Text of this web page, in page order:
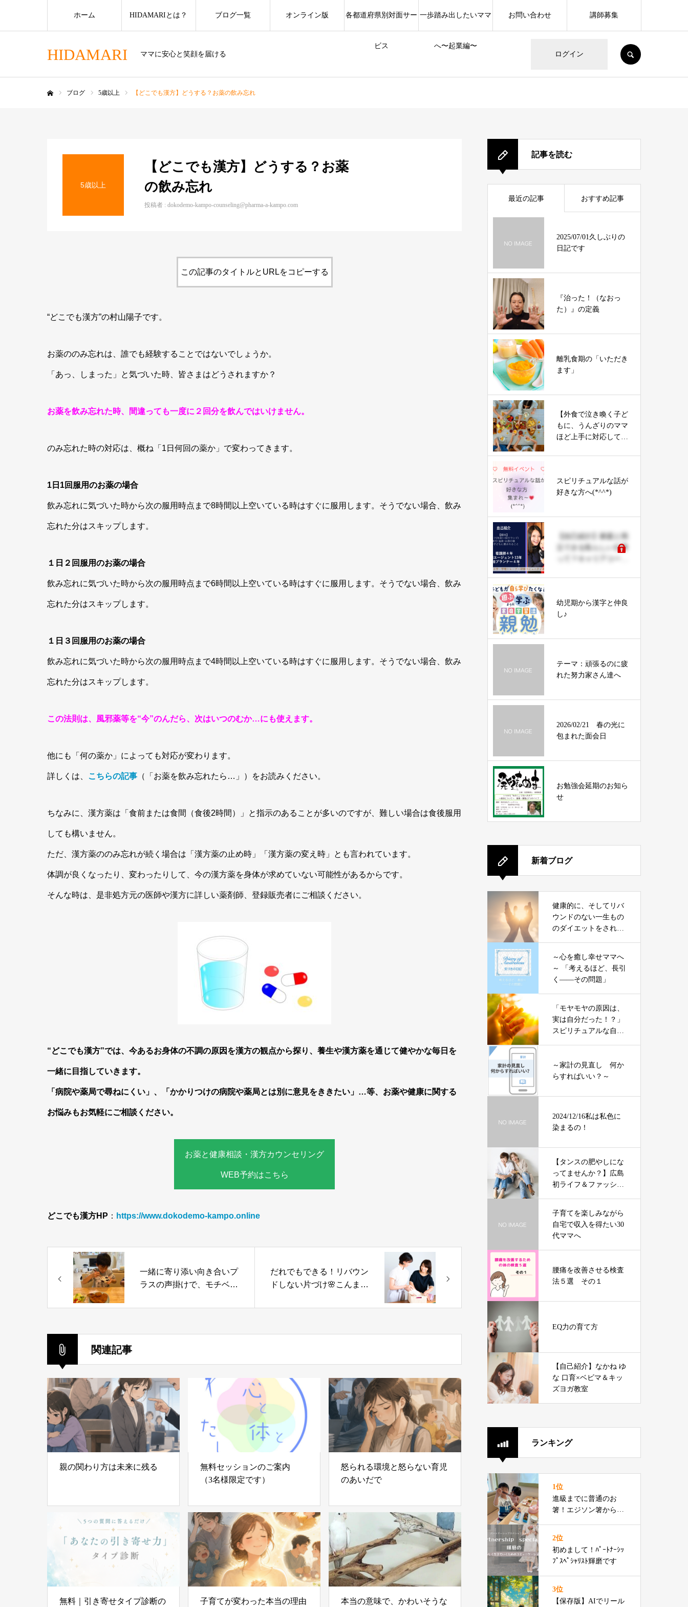
HIDAMARI ママに安心と笑顔を届ける ログイン
SEARCH
ホーム HIDAMARIとは？ ブログ一覧 オンライン版 各都道府県別対面サー
ビス
一歩踏み出したいママ
へ〜起業編〜
お問い合わせ 講師募集
ブログ 5歳以上 【どこでも漢方】どうする？お薬の飲み忘れ
5歳以上
【どこでも漢方】どうする？お薬
の飲み忘れ
投稿者 : dokodemo-kampo-counseling@pharma-a-kampo.com
この記事のタイトルとURLをコピーする
“どこでも漢方”の村山陽子です。
お薬ののみ忘れは、誰でも経験することではないでしょうか。
「あっ、しまった」と気づいた時、皆さまはどうされますか？
お薬を飲み忘れた時、 間違っても一度に２回分を飲んではいけません。
のみ忘れた時の対応は、概ね「1日何回の薬か」で変わってきます。
1日1回服用のお薬の場合
飲み忘れに気づいた時から次の服用時点まで8時間以上空いている時はすぐに服用します。そうでない場合、飲み
忘れた分はスキップします。
１日２回服用のお薬の場合
飲み忘れに気づいた時から次の服用時点まで6時間以上空いている時はすぐに服用します。そうでない場合、飲み
忘れた分はスキップします。
１日３回服用のお薬の場合
飲み忘れに気づいた時から次の服用時点まで4時間以上空いている時はすぐに服用します。そうでない場合、飲み
忘れた分はスキップします。
この法則は、風邪薬等を“今”のんだら、次はいつのむか…にも使えます。
他にも「何の薬か」によっても対応が変わります。
詳しくは、 こちらの記事 （「お薬を飲み忘れたら…」）をお読みください。
ちなみに、漢方薬は「食前または食間（食後2時間）」と指示のあることが多いのですが、難しい場合は食後服用
しても構いません。
ただ、漢方薬ののみ忘れが続く場合は「漢方薬の止め時」「漢方薬の変え時」とも言われています。
体調が良くなったり、変わったりして、今の漢方薬を身体が求めていない可能性があるからです。
そんな時は、是非処方元の医師や漢方に詳しい薬剤師、登録販売者にご相談ください。
“どこでも漢方”では、今あるお身体の不調の原因を漢方の観点から探り、養生や漢方薬を通じて健やかな毎日を
一緒に目指していきます。
「病院や薬局で尋ねにくい」、「かかりつけの病院や薬局とは別に意見をききたい」…等、お薬や健康に関する
お悩みもお気軽にご相談ください。
お薬と健康相談・漢方カウンセリング
WEB予約はこちら
どこでも漢方HP ： https://www.dokodemo-kampo.online
一緒に寄り添い向き合いプ
ラスの声掛けで、モチベー
す
だれでもできる！リバウン
ドしない片づけ🌸こんまり
関連記事
親の関わり方は未来に残る
無料セッションのご案内
（3名様限定です）
怒られる環境と怒らない育児
のあいだで
無料｜引き寄せタイプ診断の 子育てが変わった本当の理由 本当の意味で、かわいそうな
記事を読む
最近の記事 おすすめ記事
2025/07/01久しぶりの
日記です
『治った！（なおっ
た）』の定義
離乳食期の「いただき
ます」
【外食で泣き喚く子ど
もに、うんざりのママ
ほど上手に対応してい
スピリチュアルな話が
好きな方へ(*^^*)
【自己紹介】家庭と両
立できる私らしい仕事
幼児期から漢字と仲良
し♪
テーマ：頑張るのに疲
れた努力家さん達へ
2026/02/21 春の光に
包まれた面会日
お勉強会延期のお知ら
せ
新着ブログ
健康的に、そしてリバ
ウンドのない一生もの
のダイエットをされた
～心を癒し幸せママへ
～ 「考えるほど、長引
く――その問題」
「モヤモヤの原因は、
実は自分だった！？」
スピリチュアルな自分
～家計の見直し 何か
らすればいい？～
2024/12/16私は私色に
染まるの！
【タンスの肥やしにな
ってませんか？】広島
初ライフ＆ファッショ
子育てを楽しみながら
自宅で収入を得たい30
代ママへ
腰痛を改善させる検査
法５選 その１
EQ力の育て方
【自己紹介】なかね ゆ
な 口育×ベビマ＆キッ
ズヨガ教室
ランキング
1位
進級までに普通のお
箸！エジソン箸からの
2位
初めまして！ﾊﾟｰﾄﾅｰｼｯ
ﾌﾟｽﾍﾟｼｬﾘｽﾄ輝磨です
3位
【保存版】AIでリール